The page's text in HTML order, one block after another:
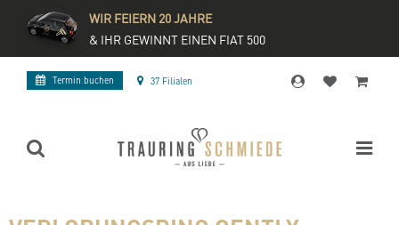
WIR FEIERN 20 JAHRE
& IHR GEWINNT EINEN FIAT 500
Termin buchen 37 Filialen